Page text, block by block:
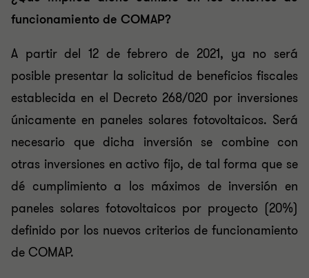
funcionamiento de COMAP?
A partir del 12 de febrero de 2021, ya no será
posible presentar la solicitud de beneficios fiscales
establecida en el Decreto 268/020 por inversiones
únicamente en paneles solares fotovoltaicos. Será
necesario que dicha inversión se combine con
otras inversiones en activo fijo, de tal forma que se
dé cumplimiento a los máximos de inversión en
paneles solares fotovoltaicos por proyecto (20%)
definido por los nuevos criterios de funcionamiento
de COMAP.